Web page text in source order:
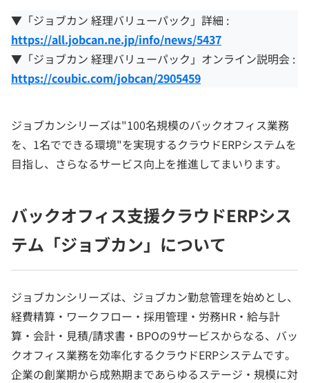
▼「ジョブカン 経理バリューパック」詳細 :
https://all.jobcan.ne.jp/info/news/5437
▼「ジョブカン 経理バリューパック」オンライン説明会 :
https://coubic.com/jobcan/2905459
ジョブカンシリーズは"100名規模のバックオフィス業務
を、1名でできる環境"を実現するクラウドERPシステムを
目指し、さらなるサービス向上を推進してまいります。
バックオフィス支援クラウドERPシス
テム「ジョブカン」について
ジョブカンシリーズは、ジョブカン勤怠管理を始めとし、
経費精算・ワークフロー・採用管理・労務HR・給与計
算・会計・見積/請求書・BPOの9サービスからなる、バッ
クオフィス業務を効率化するクラウドERPシステムです。
企業の創業期から成熟期まであらゆるステージ・規模に対